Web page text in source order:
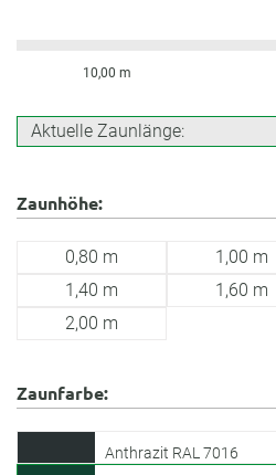
Aktuelle Zaunlänge:
10,00 m
Zaunhöhe:
0,80 m 1,00 m
1,40 m
1,60 m
2,00 m
Zaunfarbe:
Anthrazit RAL 7016